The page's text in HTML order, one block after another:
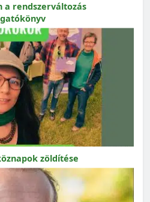
a rendszerváltozás
zöldítése